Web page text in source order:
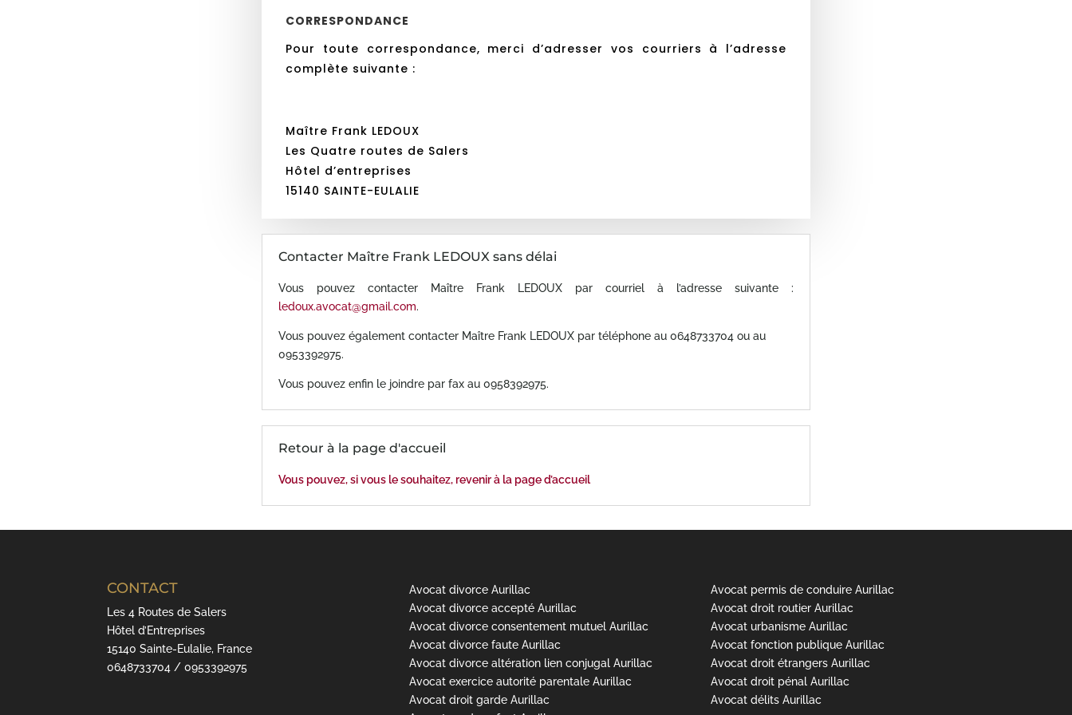
CORRESPONDANCE
Pour toute correspondance, merci d’adresser vos courriers à l’adresse
complète suivante :
Maître Frank LEDOUX
Les Quatre routes de Salers
Hôtel d’entreprises
15140 SAINTE-EULALIE
Contacter Maître Frank LEDOUX sans délai
Vous pouvez contacter Maître Frank LEDOUX par courriel à l’adresse suivante :
ledoux.avocat@gmail.com.
Vous pouvez également contacter Maître Frank LEDOUX par téléphone au 0648733704 ou au
0953392975.
Vous pouvez enfin le joindre par fax au 0958392975.
Retour à la page d'accueil
Vous pouvez, si vous le souhaitez, revenir à la page d’accueil
CONTACT
Les 4 Routes de Salers
Hôtel d’Entreprises
15140 Sainte-Eulalie, France
0648733704 / 0953392975
Avocat divorce Aurillac
Avocat divorce accepté Aurillac
Avocat divorce consentement mutuel Aurillac
Avocat divorce faute Aurillac
Avocat divorce altération lien conjugal Aurillac
Avocat exercice autorité parentale Aurillac
Avocat droit garde Aurillac
Avocat permis de conduire Aurillac
Avocat droit routier Aurillac
Avocat urbanisme Aurillac
Avocat fonction publique Aurillac
Avocat droit étrangers Aurillac
Avocat droit pénal Aurillac
Avocat délits Aurillac